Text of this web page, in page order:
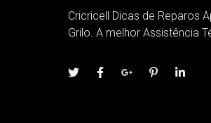
Cricricell Dicas de Reparos
Grilo. A melhor Assistência